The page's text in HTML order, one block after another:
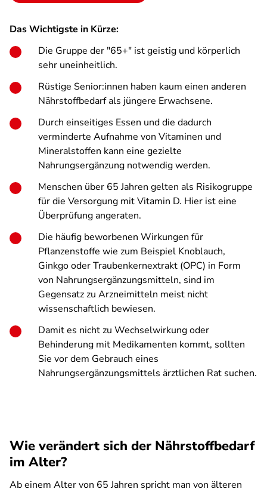
Das Wichtigste in Kürze:
Die Gruppe der "65+" ist geistig und körperlich
sehr uneinheitlich.
Rüstige Senior:innen haben kaum einen anderen
Nährstoffbedarf als jüngere Erwachsene.
Durch einseitiges Essen und die dadurch
verminderte Aufnahme von Vitaminen und
Mineralstoffen kann eine gezielte
Nahrungsergänzung notwendig werden.
Menschen über 65 Jahren gelten als Risikogruppe
für die Versorgung mit Vitamin D. Hier ist eine
Überprüfung angeraten.
Die häufig beworbenen Wirkungen für
Pflanzenstoffe wie zum Beispiel Knoblauch,
Ginkgo oder Traubenkernextrakt (OPC) in Form
von Nahrungsergänzungsmitteln, sind im
Gegensatz zu Arzneimitteln meist nicht
wissenschaftlich bewiesen.
Damit es nicht zu Wechselwirkung oder
Behinderung mit Medikamenten kommt, sollten
Sie vor dem Gebrauch eines
Nahrungsergänzungsmittels ärztlichen Rat suchen.
Wie verändert sich der Nährstoffbedarf
im Alter?
Ab einem Alter von 65 Jahren spricht man von älteren